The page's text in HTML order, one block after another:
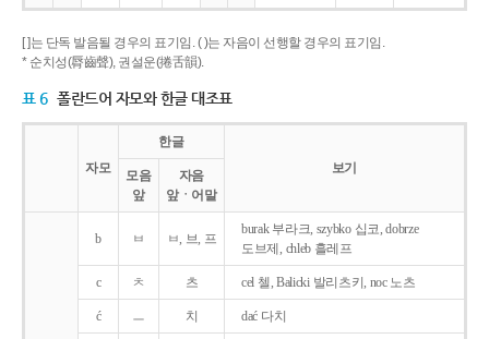
[ ]는 단독 발음될 경우의 표기임. ( )는 자음이 선행할 경우의 표기임.
* 순치성(脣齒聲), 권설운(捲舌韻).
표 6 폴란드어 자모와 한글 대조표
자모
한글
보기
모음
앞
자음
앞ㆍ어말
b ㅂ ㅂ, 브, 프
burak 부라크, szybko 십코, dobrze
도브제, chleb 흘레프
c ㅊ 츠 cel 첼, Balicki 발리츠키, noc 노츠
ć ㅡ 치 dać 다치